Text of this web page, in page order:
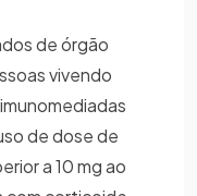
de órgão
vivendo
de dose de
a 10 mg ao